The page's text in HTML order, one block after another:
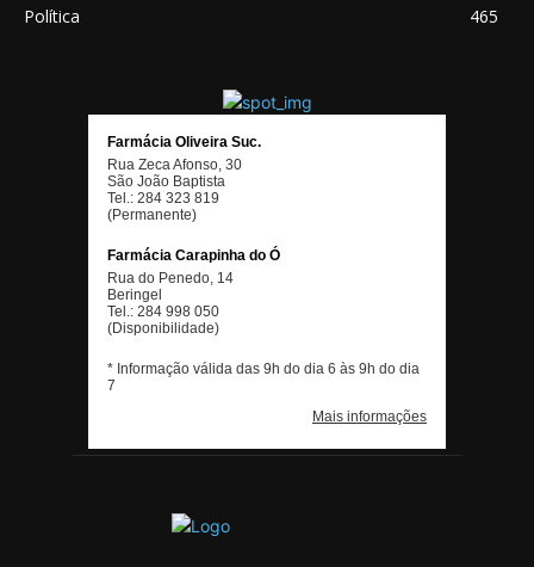
Política
465